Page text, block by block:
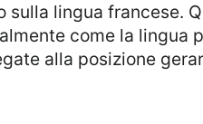
come la lingua
alla posizione